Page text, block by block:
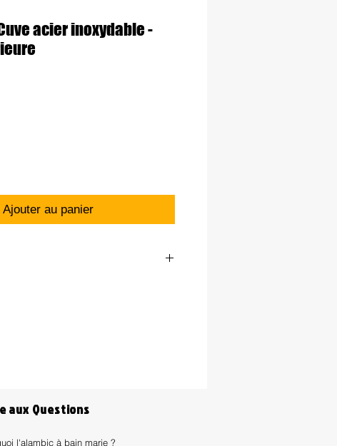
acier inoxydable -
Ajouter au panier
aux Questions
l'alambic à bain marie ?